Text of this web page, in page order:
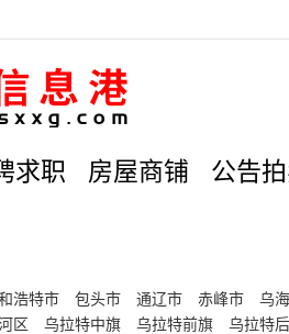
求职 房屋商铺 公告
浩特市 包头市 通辽市 赤峰市
乌
区 乌拉特中旗 乌拉特前旗 乌拉特